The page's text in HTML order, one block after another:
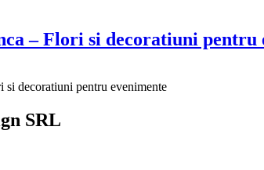
– Flori si decoratiuni pentru
SRL